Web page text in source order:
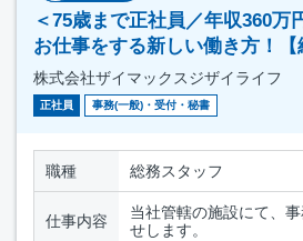
＜75歳まで正社員／年収360万
お仕事をする新しい働き方！【
株式会社ザイマックスジザイライフ
正社員 事務(一般)・受付・秘書
職種 総務スタッフ
仕事内容
当社管轄の施設にて、
せします。